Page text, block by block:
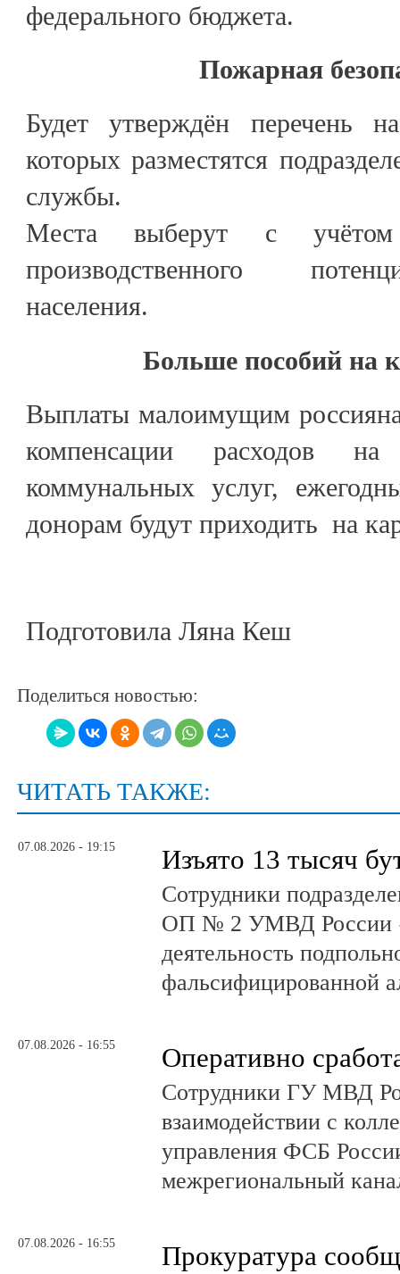
федерального бюджета.
Пожарная
Будет утверждён перечень
которых разместятся
службы.
Места выберут с учётом
производственного
населения.
Больше пособий на
Выплаты малоимущим
компенсации расходов
коммунальных услуг,
донорам будут приходить на
Подготовила Ляна Кеш
Поделиться новостью:
ЧИТАТЬ ТАКЖЕ:
07.08.2026 - 19:15 Изъято 13 тысяч
Сотрудники
ОП № 2 УМВД России
деятельность
фальсифицированной
07.08.2026 - 16:55 Оперативно
Сотрудники ГУ МВД
взаимодействии с
управления ФСБ
межрегиональный
07.08.2026 - 16:55 Прокуратура